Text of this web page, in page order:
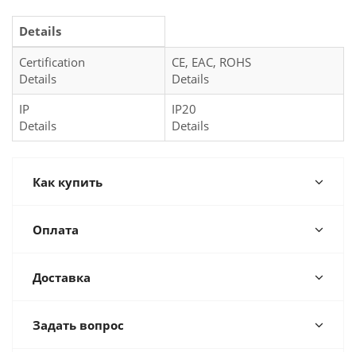
Details
Certification
Details
CE, EAC, ROHS
Details
IP
Details
IP20
Details
Как купить
Оплата
Доставка
Задать вопрос